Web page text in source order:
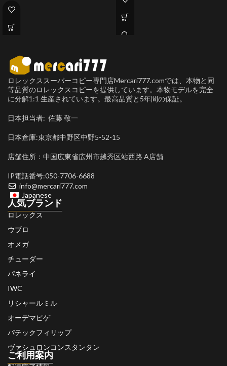
ロレックススーパーコピー専門店Mercari777.comでは、本物と同
等品質のロレックスコピーを提供しています。本物モデルを完全
に分解1:1 生産されています。最高品質と5年間の保証。
日本担当者: 佐藤 敬一
日本倉庫:東京都中野区中野5-52-15
店舗住所：中国広東省広州市越秀区站西路 A店舗
IP電話番号:050-7706-6688
info@mercari777.com
Japanese
人気ブランド
ロレックス
ウブロ
オメガ
チューダー
パネライ
IWC
リシャールミル
オーデマピゲ
パテックフィリップ
ヴァシュロンコンスタンタン
ご利用案内